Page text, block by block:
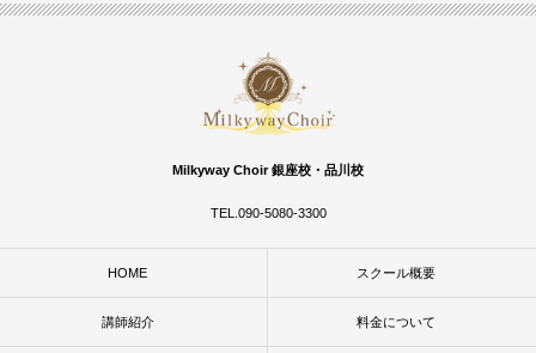
Milkyway Choir 銀座校・品川校
TEL.090-5080-3300
HOME スクール概要
講師紹介 料金について